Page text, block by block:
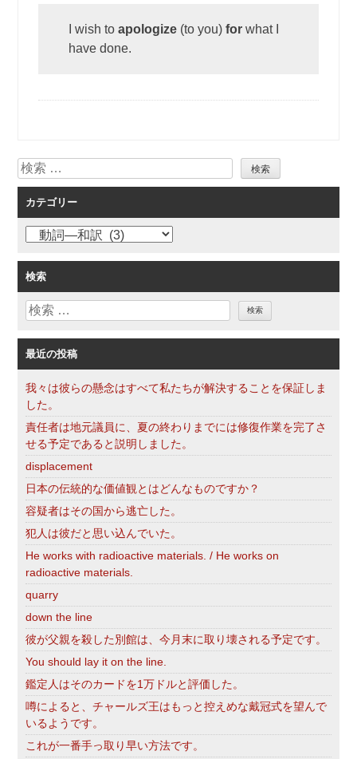
I wish toapologize (to you)forwhat I
have done.
検
索
カテゴリー
ゴ
リ
ー
検索
検
最近の投稿
我々は彼らの懸念はすべて私たちが解決することを保証しま
した。
責任者は地元議員に、夏の終わりまでには修復作業を完了さ
せる予定であると説明しました。
displacement
日本の伝統的な価値観とはどんなものですか？
容疑者はその国から逃亡した。
犯人は彼だと思い込んでいた。
He works with radioactive materials. / He works on
radioactive materials.
quarry
down the line
彼が父親を殺した別館は、今月末に取り壊される予定です。
You should lay it on the line.
鑑定人はそのカードを1万ドルと評価した。
噂によると、チャールズ王はもっと控えめな戴冠式を望んで
いるようです。
これが一番手っ取り早い方法です。